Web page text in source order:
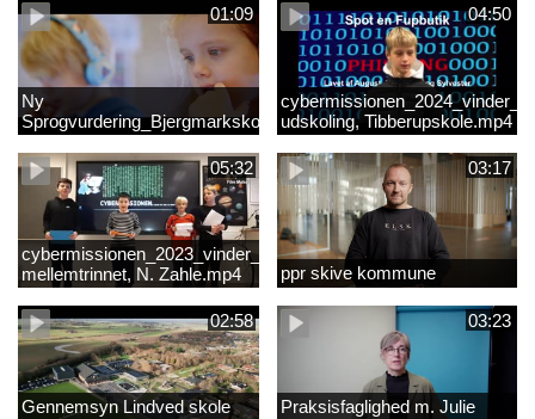
01:09
Ny
Sprogvurdering_Bjergmarkskolne_CUK
04:50
udskoling, Tibberupskole.mp4
05:32
cybermissionen_2023_vinder_Vinder
mellemtrinnet, N. Zahle.mp4
03:17
ppr skive kommune
02:58
Gennemsyn Lindved skole
03:23
Praksisfaglighed m. Julie